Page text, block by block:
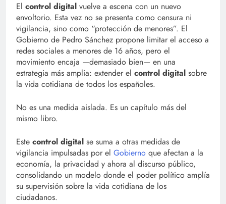
El control digital vuelve a escena con un nuevo
envoltorio. Esta vez no se presenta como censura ni
vigilancia, sino como “protección de menores”. El
Gobierno de Pedro Sánchez propone limitar el acceso a
redes sociales a menores de 16 años, pero el
movimiento encaja —demasiado bien— en una
estrategia más amplia: extender el control digital sobre
la vida cotidiana de todos los españoles.
No es una medida aislada. Es un capítulo más del
mismo libro.
Este control digital se suma a otras medidas de
vigilancia impulsadas por el Gobierno que afectan a la
economía, la privacidad y ahora al discurso público,
consolidando un modelo donde el poder político amplía
su supervisión sobre la vida cotidiana de los
ciudadanos.